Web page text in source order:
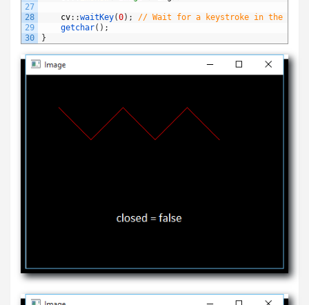
27
28
29
30
cv: :waitKey(0) ;
// Wait for a keystroke in the
getchar( ) ;
}